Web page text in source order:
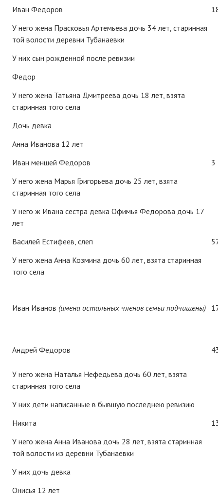
Иван Федоров
У него жена Прасковья Артемьева дочь 34 лет, старинная
той волости деревни Тубанаевки
У них сын рожденной после ревизии
Федор
У него жена Татьяна Дмитреева дочь 18 лет, взята
старинная того села
Дочь девка
Анна Иванова 12 лет
Иван меншей Федоров
3
У него жена Марья Григорьева дочь 25 лет, взята
старинная того села
У него ж Ивана сестра девка Офимья Федорова дочь 17
лет
Василей Естифеев, слеп
У него жена Анна Козмина дочь 60 лет, взята старинная
того села
Иван Иванов (имена остальных членов семьи подчищены)
Андрей Федоров
У него жена Наталья Нефедьева дочь 60 лет, взята
старинная того села
У них дети написанные в бывшую последнею ревизию
Никита
У него жена Анна Иванова дочь 28 лет, взята старинная
той волости из деревни Тубанаевки
У них дочь девка
Онисья 12 лет